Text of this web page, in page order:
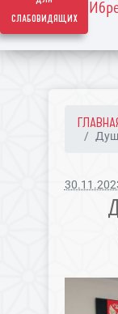
слабовидящих